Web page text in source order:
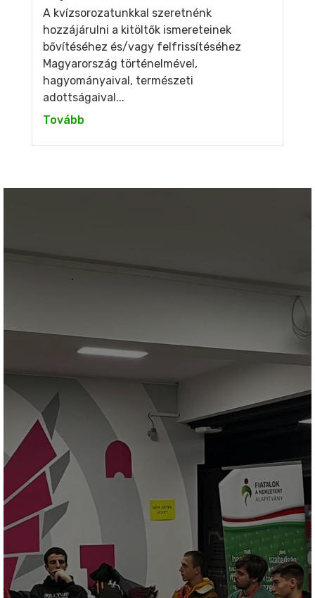
A kvízsorozatunkkal szeretnénk
hozzájárulni a kitöltők ismereteinek
bővítéséhez és/vagy felfrissítéséhez
Magyarország történelmével,
hagyományaival, természeti
adottságaival...
Tovább